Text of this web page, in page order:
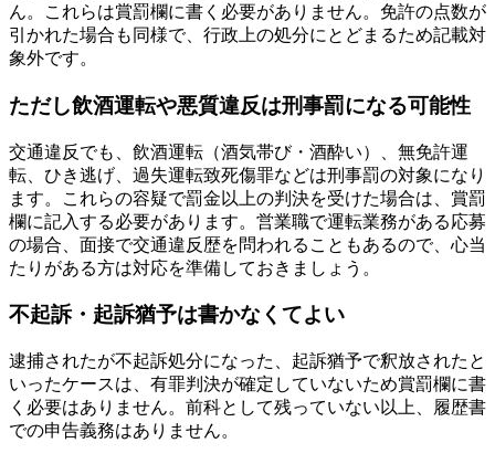
ん。これらは賞罰欄に書く必要がありません。免許の点数が
引かれた場合も同様で、行政上の処分にとどまるため記載対
象外です。
ただし飲酒運転や悪質違反は刑事罰になる可能性
交通違反でも、飲酒運転（酒気帯び・酒酔い）、無免許運
転、ひき逃げ、過失運転致死傷罪などは刑事罰の対象になり
ます。これらの容疑で罰金以上の判決を受けた場合は、賞罰
欄に記入する必要があります。営業職で運転業務がある応募
の場合、面接で交通違反歴を問われることもあるので、心当
たりがある方は対応を準備しておきましょう。
不起訴・起訴猶予は書かなくてよい
逮捕されたが不起訴処分になった、起訴猶予で釈放されたと
いったケースは、有罪判決が確定していないため賞罰欄に書
く必要はありません。前科として残っていない以上、履歴書
での申告義務はありません。